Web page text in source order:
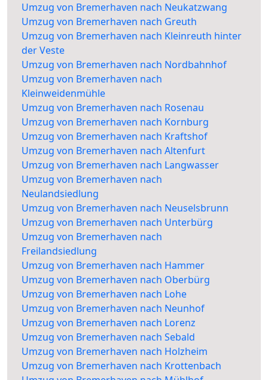
Umzug von Bremerhaven nach Neukatzwang
Umzug von Bremerhaven nach Greuth
Umzug von Bremerhaven nach Kleinreuth hinter
der Veste
Umzug von Bremerhaven nach Nordbahnhof
Umzug von Bremerhaven nach
Kleinweidenmühle
Umzug von Bremerhaven nach Rosenau
Umzug von Bremerhaven nach Kornburg
Umzug von Bremerhaven nach Kraftshof
Umzug von Bremerhaven nach Altenfurt
Umzug von Bremerhaven nach Langwasser
Umzug von Bremerhaven nach
Neulandsiedlung
Umzug von Bremerhaven nach Neuselsbrunn
Umzug von Bremerhaven nach Unterbürg
Umzug von Bremerhaven nach
Freilandsiedlung
Umzug von Bremerhaven nach Hammer
Umzug von Bremerhaven nach Oberbürg
Umzug von Bremerhaven nach Lohe
Umzug von Bremerhaven nach Neunhof
Umzug von Bremerhaven nach Lorenz
Umzug von Bremerhaven nach Sebald
Umzug von Bremerhaven nach Holzheim
Umzug von Bremerhaven nach Krottenbach